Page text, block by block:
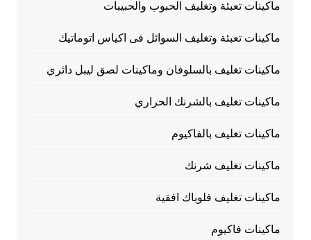
ماكينات تعبئة وتغليف الحبوب والحبيبات
ماكينات تعبئة وتغليف السوائل فى اكياس اتوماتيك
ماكينات تغليف بالسلوفان وماكينات لصق ليبل دائري
ماكينات تغليف بالشرنك الحراري
ماكينات تغليف بالفاكيوم
ماكينات تغليف شرنك
ماكينات تغليف فلوباك افقية
ماكينات فاكيوم